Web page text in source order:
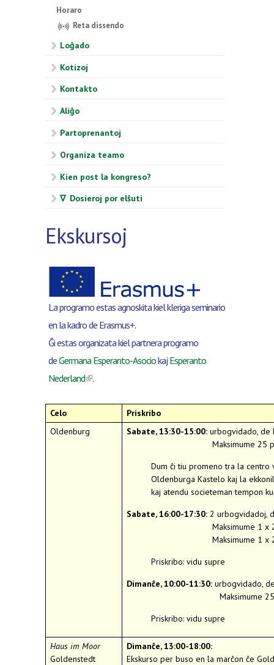
Horaro
Reta dissendo
Loĝado
Kotizoj
Kontakto
Aliĝo
Partoprenantoj
Organiza teamo
Kien post la kongreso?
∇ Dosieroj por elŝuti
Ekskursoj
La programo estas agnoskita kiel kleriga seminario
en la kadro de Erasmus+.
Ĝi estas organizata kiel partnera programo
deGermana Esperanto-Asociokaj Esperanto
Nederland(link is external)
.
Celo
Priskribo
Oldenburg
Sabate, 13:30-15:00:urbogvidado, de
Maksimume 25
Dum ĉi tiu promeno tra la centro
Oldenburga Kastelo kaj la
kaj atendu societeman tempon
Sabate, 16:00-17:30:2 urbogvidadoj,
Maksimume 1 x 25 personoj,
Maksimume 1 x 25
Priskribo: vidu supre
Dimanĉe, 10:00-11:30:urbogvidado,
Maksimume 25
Priskribo: vidu supre
Haus im Moor
Goldenstedt
Dimanĉe, 13:00-18:00:
Ekskurso per buso en la marĉon ĉe